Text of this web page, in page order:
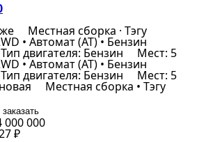
Местная сборка · Тэгу
• Автомат (AT) • Бензин
Тип двигателя: Бензин Мест: 5
• Автомат (AT) • Бензин
Тип двигателя: Бензин Мест: 5
Местная сборка • Тэгу
000 000
₽